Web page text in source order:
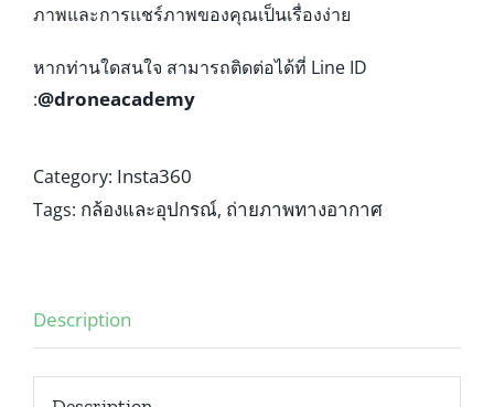
ภาพและการแชร์ภาพของคุณเป็นเรื่องง่าย
หากท่านใดสนใจ สามารถติดต่อได้ที่ Line ID
:@droneacademy
Category: Insta360
Tags: กล้องและอุปกรณ์, ถ่ายภาพทางอากาศ
Description